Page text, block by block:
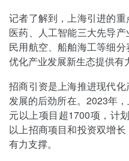
记者了解到，上海引进的
医药、人工智能三大先导产
民用航空、船舶海工等细分
优化产业发展新生态提供有
招商引资是上海推进现代
发展的后劲所在。2023年
元以上项目超1700项，计
以上招商项目和投资双增
有力支撑。